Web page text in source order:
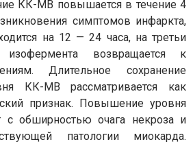
КК-МВ повышается в течение 4
симптомов инфаркта,
на 12 — 24 часа, на третьи
изофермента возвращается к
Длительное сохранение
КК-МВ рассматривается как
признак. Повышение уровня
с обширностью очага некроза и
патологии миокарда.